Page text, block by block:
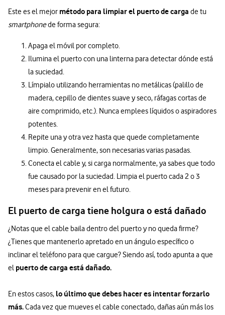
Este es el mejor método para limpiar el puerto de carga de tu
smartphonede forma segura:
Apaga el móvil por completo.
Ilumina el puerto con una linterna para detectar dónde está
la suciedad.
Límpialo utilizando herramientas no metálicas (palillo de
madera, cepillo de dientes suave y seco, ráfagas cortas de
aire comprimido, etc.). Nunca emplees líquidos o aspiradores
potentes.
Repite una y otra vez hasta que quede completamente
limpio. Generalmente, son necesarias varias pasadas.
Conecta el cable y, si carga normalmente, ya sabes que todo
fue causado por la suciedad. Limpia el puerto cada 2 o 3
meses para prevenir en el futuro.
El puerto de carga tiene holgura o está dañado
¿Notas que el cable baila dentro del puerto y no queda firme?
¿Tienes que mantenerlo apretado en un ángulo específico o
inclinar el teléfono para que cargue? Siendo así, todo apunta a que
el puerto de carga está dañado.
En estos casos, lo último que debes hacer es intentar forzarlo
más.Cada vez que mueves el cable conectado, dañas aún más los